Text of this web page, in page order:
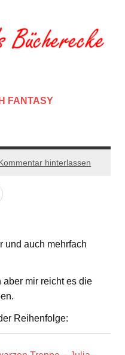
Bücherecke
FANTASY
hinterlassen
und auch mehrfach
aber mir reicht es die
Reihenfolge: